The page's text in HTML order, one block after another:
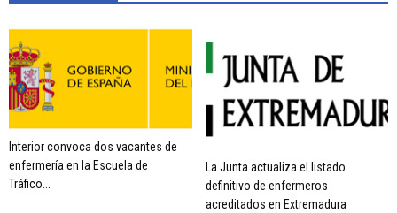
Interior convoca dos vacantes de
enfermería en la Escuela de
Tráfico...
La Junta actualiza el listado
definitivo de enfermeros
acreditados en Extremadura